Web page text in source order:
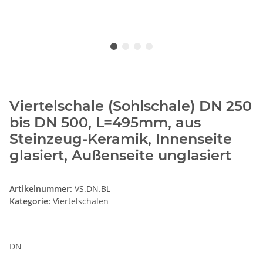
Viertelschale (Sohlschale) DN 250
bis DN 500, L=495mm, aus
Steinzeug-Keramik, Innenseite
glasiert, Außenseite unglasiert
Artikelnummer: VS.DN.BL
Kategorie: Viertelschalen
DN